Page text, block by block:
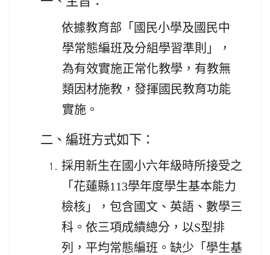
依據教育部「國民小學及國民中
學常態編班及分組學習準則」，
為有效實施正常化教學，有教無
類因材施教，發揮國民教育功能
實施。
二、編班方式如下：
採用新生在國小六年級時所接受之
「花蓮縣113學年度學生基本能力
檢核」，包含國文、英語、數學三
科。依三項成績總分，以S型排
列，平均常態編班。缺少「學生基